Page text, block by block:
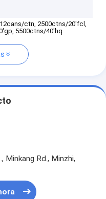
ctn, 2500ctns/20'fcl,
5500ctns/40'hq
Minkang Rd., Minzhi,